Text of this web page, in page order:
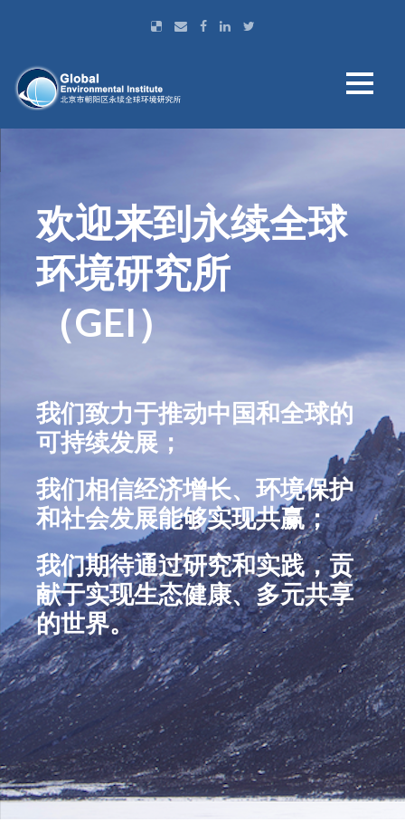
欢迎来到永续全球
环境研究所
（GEI）
我们致力于推动中国和全球的
可持续发展；
我们相信经济增长、环境保护
和社会发展能够实现共赢；
我们期待通过研究和实践，贡
献于实现生态健康、多元共享
的世界。